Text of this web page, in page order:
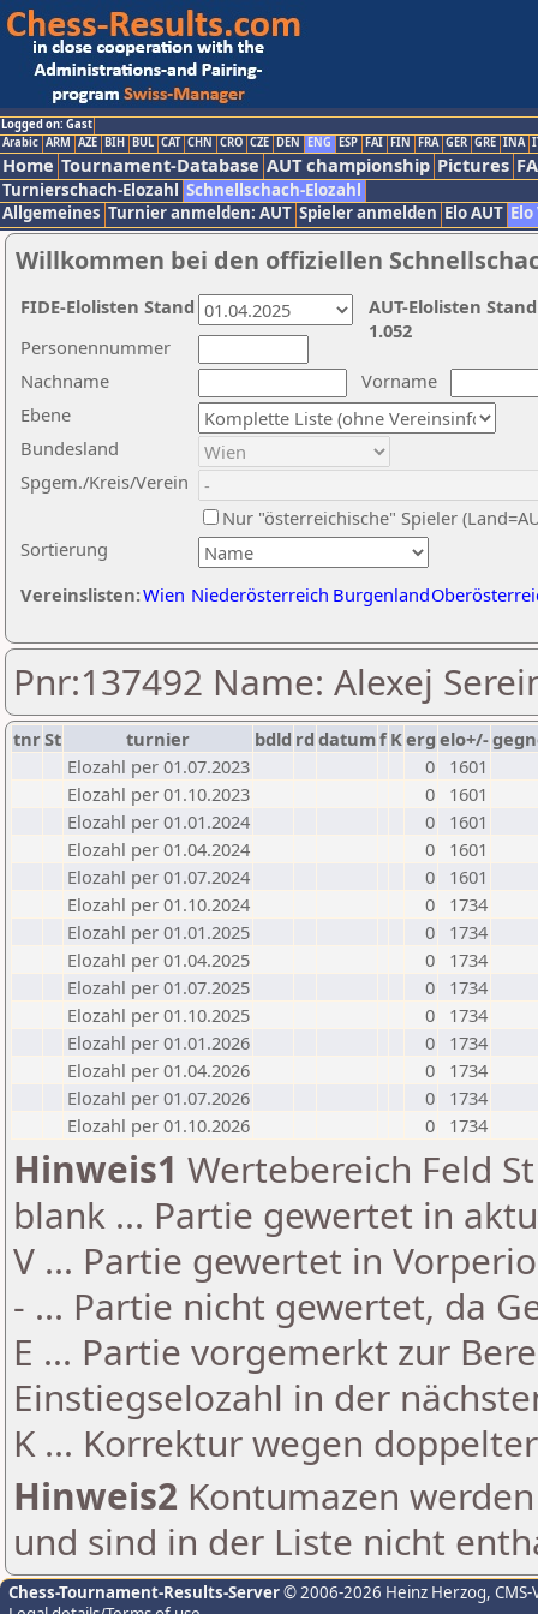
Logged on: Gast
Arabic ARM AZE BIH BUL CAT CHN CRO CZE DEN ENG ESP FAI FIN FRA GER GRE INA
Home Tournament-Database AUT championship Pictures
Turnierschach-Elozahl Schnellschach-Elozahl
Allgemeines Turnier anmelden: AUT Spieler anmelden Elo AUT
Willkommen bei den offiziellen
Nachname
Vorname
Ebene
Sortierung
Personennummer
Bundesland
Spgem./Kreis/Verein
Nur "österreichische" Spieler
Vereinslisten:Wien Niederösterreich Burgenland
AUT-Elolisten
1.052
FIDE-Elolisten Stand
Pnr:137492 Name: Alexej
tnrSt turnier bdld rd datumf Kerg elo+/-
Elozahl per 01.07.2023
0
1601
Elozahl per 01.10.2023
0
1601
Elozahl per 01.01.2024
0
1601
Elozahl per 01.04.2024
0
1601
Elozahl per 01.07.2024
0
1601
Elozahl per 01.10.2024
0
1734
Elozahl per 01.01.2025
0
1734
Elozahl per 01.04.2025
0
1734
Elozahl per 01.07.2025
0
1734
Elozahl per 01.10.2025
0
1734
Elozahl per 01.01.2026
0
1734
Elozahl per 01.04.2026
0
1734
Elozahl per 01.07.2026
0
1734
Elozahl per 01.10.2026
0 1734
Hinweis1 Wertebereich Feld
blank ... Partie gewertet in
V ... Partie gewertet in
- ... Partie nicht gewertet, da
E ... Partie vorgemerkt zur
Einstiegselozahl in der
K ... Korrektur wegen
Hinweis2 Kontumazen
und sind in der Liste nicht
Chess-Tournament-Results-Server© 2006-2026 Heinz Herzog,